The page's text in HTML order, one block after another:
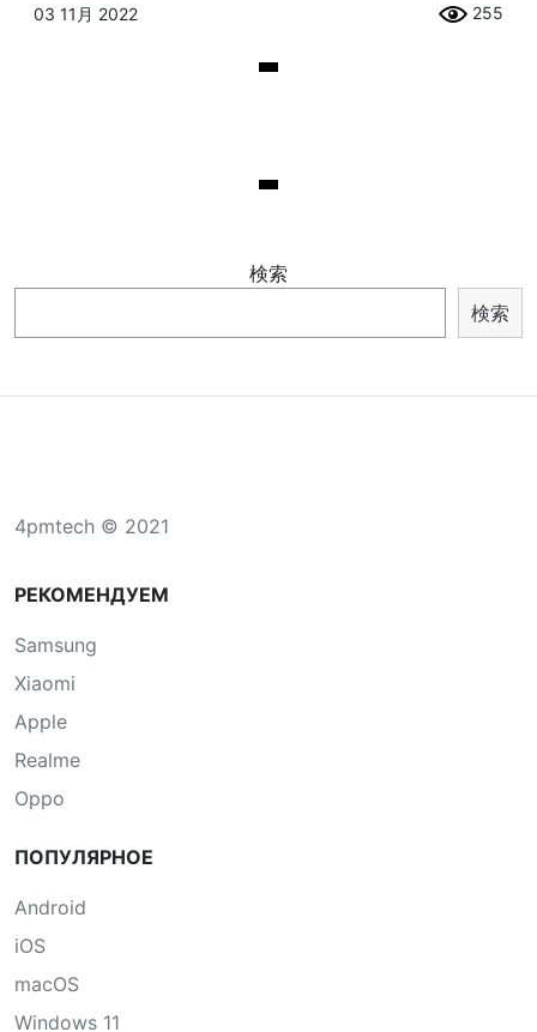
03 11月 2022 255
検索
検索
4pmtech © 2021
РЕКОМЕНДУЕМ
Samsung
Xiaomi
Apple
Realme
Oppo
ПОПУЛЯРНОЕ
Android
iOS
macOS
Windows 11